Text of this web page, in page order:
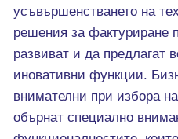
усъвършенстването на
решения за фактуриране
развиват и да предлагат
иновативни функции.
внимателни при избора
обърнат специално